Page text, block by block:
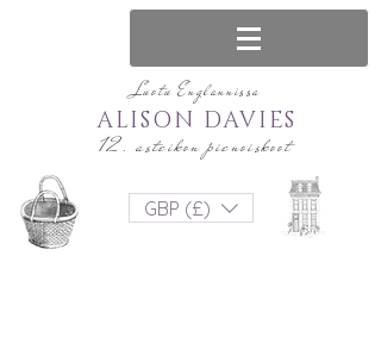
Luotu Englannissa
12. asteikon pienoiskoot
ALISON DAVIES
GBP (£)